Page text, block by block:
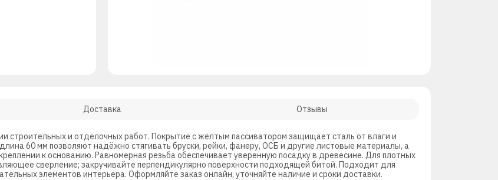
Доставка Отзывы
строительных и отделочных работ. Покрытие с жёлтым пассиватором защищает сталь от влаги и
60 мм позволяют надёжно стягивать бруски, рейки, фанеру, ОСБ и другие листовые материалы, а
к основанию. Равномерная резьба обеспечивает уверенную посадку в древесине. Для плотных
сверление; закручивайте перпендикулярно поверхности подходящей битой. Подходит для
элементов интерьера. Оформляйте заказ онлайн, уточняйте наличие и сроки доставки.